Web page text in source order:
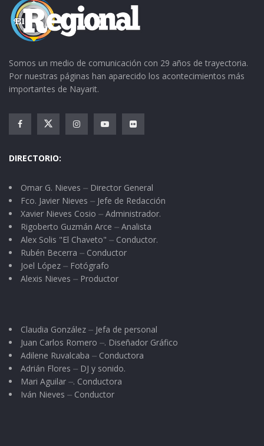
Somos un medio de comunicación con 29 años de trayectoria.
Por nuestras páginas han aparecido los acontecimientos más
importantes de Nayarit.
DIRECTORIO:
Omar G. Nieves ⏤ Director General
Fco. Javier Nieves ⏤ Jefe de Redacción
Xavier Nieves Cosio ⏤ Administrador.
Rigoberto Guzmán Arce ⏤ Analista
Alex Solis "El Chaveto" ⏤ Conductor.
Rubén Becerra ⏤ Conductor
Joel López ⏤ Fotógrafo
Alexis Nieves ⏤ Productor
Claudia González ⏤ Jefa de personal
Juan Carlos Romero ⏤. Diseñador Gráfico
Adilene Ruvalcaba ⏤ Conductora
Adrián Flores ⏤ DJ y sonido.
Mari Aguilar ⏤. Conductora
Iván Nieves ⏤ Conductor